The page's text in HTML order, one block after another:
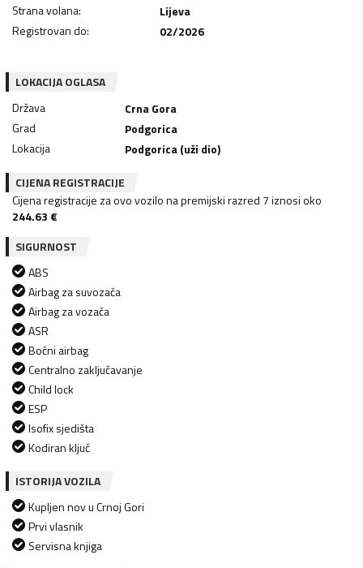
Strana volana:
Lijeva
Registrovan do: 02/2026
LOKACIJA OGLASA
Država
Crna Gora
Grad
Podgorica
Lokacija
Podgorica (uži dio)
CIJENA REGISTRACIJE
Cijena registracije za ovo vozilo na premijski razred 7 iznosi oko
244.63 €
SIGURNOST
ABS
Airbag za suvozača
Airbag za vozača
ASR
Bočni airbag
Centralno zaključavanje
Child lock
ESP
Isofix sjedišta
Kodiran ključ
ISTORIJA VOZILA
Kupljen nov u Crnoj Gori
Prvi vlasnik
Servisna knjiga